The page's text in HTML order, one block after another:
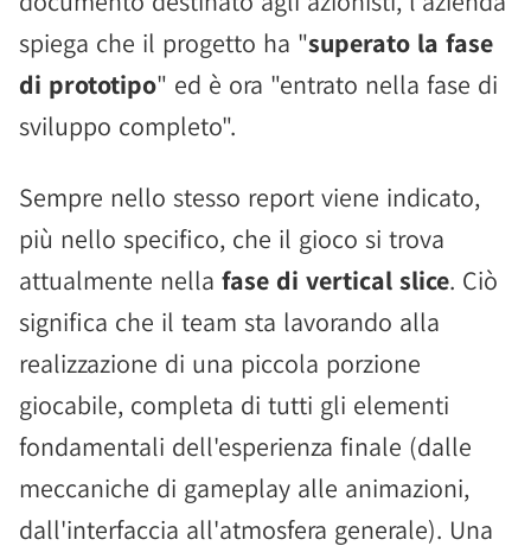
spiega che il progetto ha "superato la fase
di prototipo" ed è ora "entrato nella fase di
sviluppo completo".
Sempre nello stesso report viene indicato,
più nello specifico, che il gioco si trova
attualmente nella fase di vertical slice. Ciò
significa che il team sta lavorando alla
realizzazione di una piccola porzione
giocabile, completa di tutti gli elementi
fondamentali dell'esperienza finale (dalle
meccaniche di gameplay alle animazioni,
dall'interfaccia all'atmosfera generale). Una